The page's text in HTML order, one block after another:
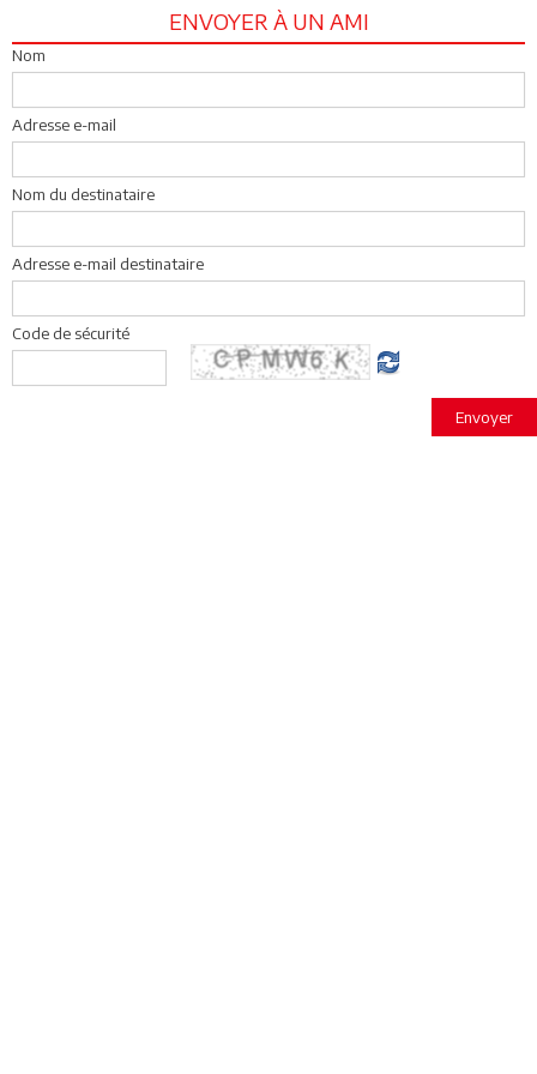
ENVOYER À UN AMI
Nom
Adresse e-mail
Nom du destinataire
Adresse e-mail destinataire
Code de sécurité
Envoyer